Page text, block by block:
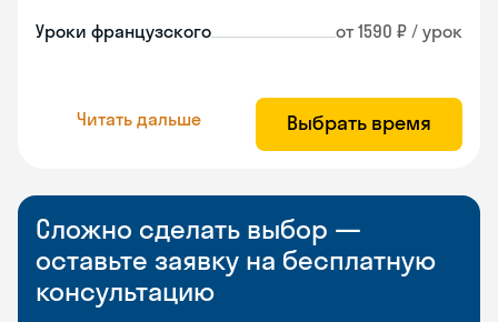
Уроки французского от 1590 ₽ / урок
Читать дальше Выбрать время
Сложно сделать выбор —
оставьте заявку на бесплатную
консультацию